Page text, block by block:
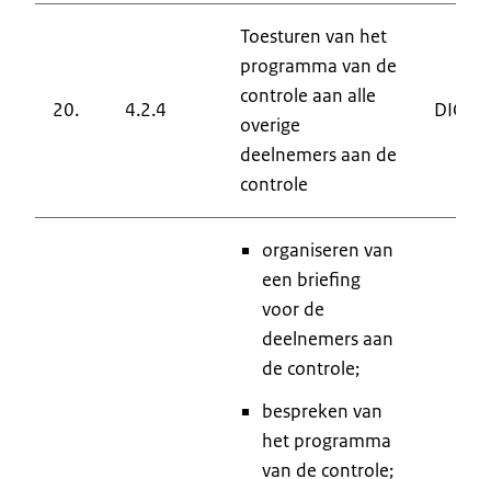
20. 4.2.4
Toesturen van het
programma van de
controle aan alle
overige
deelnemers aan de
controle
DIC
organiseren van
een briefing
voor de
deelnemers aan
de controle;
bespreken van
het programma
van de controle;